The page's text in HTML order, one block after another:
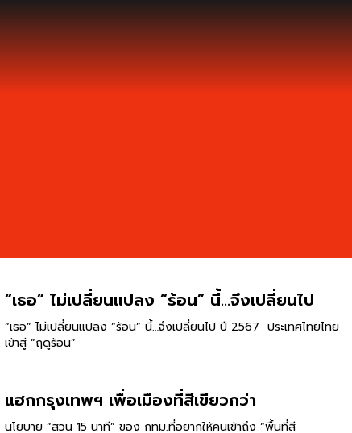
“เธอ” ไม่เปลี่ยนแปลง “ร้อน” นี้…จึงเปลี่ยนไป
“เธอ” ไม่เปลี่ยนแปลง “ร้อน” นี้…จึงเปลี่ยนไป ปี 2567 ประเทศไทยไทย
เข้าสู่ “ฤดูร้อน”
แฮกกรุงเทพฯ เพื่อเมืองที่สีเขียวกว่า
นโยบาย “สวน 15 นาที” ของ กทม.ที่อยากให้คนเข้าถึง “พื้นที่สี